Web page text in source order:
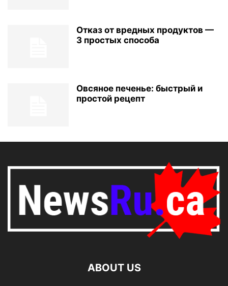
Отказ от вредных продуктов —
3 простых способа
Овсяное печенье: быстрый и
простой рецепт
ABOUT US